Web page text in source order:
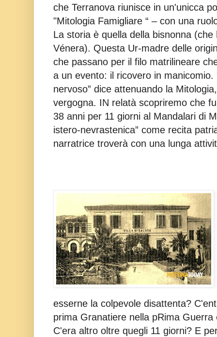
che Terranova riunisce in un'unicca
"Mitologia Famigliare “ – con una
La storia è quella della bisnonna
Vénera). Questa Ur-madre delle
che passano per il filo matrilineare
a un evento: il ricovero in
nervoso” dice attenuando la
vergogna. IN relatà scopriremo che
38 anni per 11 giorni al Mandalari di
istero-nevrastenica” come recita
narratrice troverà con una lunga
esserne la colpevole disattenta?
prima Granatiere nella pRima
C'era altro oltre quegli 11 giorni? E